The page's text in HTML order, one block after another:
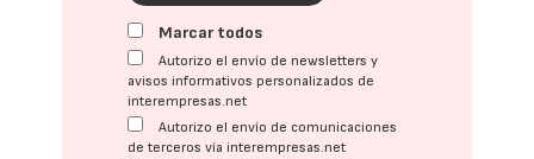
Marcar todos
Autorizo el envío de newsletters y
avisos informativos personalizados de
interempresas.net
Autorizo el envío de comunicaciones
de terceros vía interempresas.net